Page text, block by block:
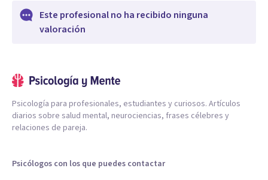
Este profesional no ha recibido ninguna
valoración
Psicología para profesionales, estudiantes y curiosos. Artículos
diarios sobre salud mental, neurociencias, frases célebres y
relaciones de pareja.
Psicólogos con los que puedes contactar